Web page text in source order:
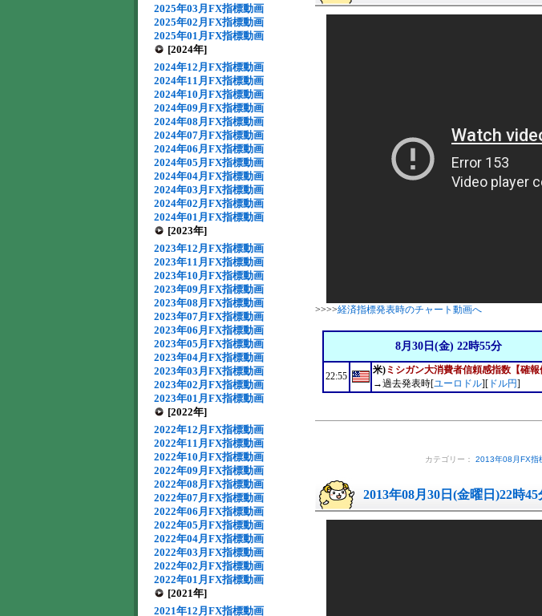
2025年03月FX指標動画
2025年02月FX指標動画
2025年01月FX指標動画
[2024年]
2024年12月FX指標動画
2024年11月FX指標動画
2024年10月FX指標動画
2024年09月FX指標動画
2024年08月FX指標動画
2024年07月FX指標動画
2024年06月FX指標動画
2024年05月FX指標動画
2024年04月FX指標動画
2024年03月FX指標動画
2024年02月FX指標動画
2024年01月FX指標動画
[2023年]
2023年12月FX指標動画
2023年11月FX指標動画
2023年10月FX指標動画
2023年09月FX指標動画
2023年08月FX指標動画
2023年07月FX指標動画
2023年06月FX指標動画
2023年05月FX指標動画
2023年04月FX指標動画
2023年03月FX指標動画
2023年02月FX指標動画
2023年01月FX指標動画
[2022年]
2022年12月FX指標動画
2022年11月FX指標動画
2022年10月FX指標動画
2022年09月FX指標動画
2022年08月FX指標動画
2022年07月FX指標動画
2022年06月FX指標動画
2022年05月FX指標動画
2022年04月FX指標動画
2022年03月FX指標動画
2022年02月FX指標動画
2022年01月FX指標動画
[2021年]
2021年12月FX指標動画
>>>>経済指標発表時のチャート動画へ
8月30日(金) 22時55分
22:55
米) ミシガン大消費者信頼感指数【確報
→過去発表時[ユーロドル][ ドル円]
カテゴリー： 2013年08月FX指
2013年08月30日(金曜日)22時45